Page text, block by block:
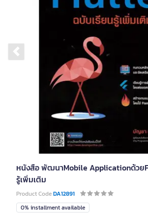
Previous slide
หนังสือ พัฒนาMobile Applicationด้วย
รู้เพิ่มเติม
Product CodeDA12891
0% installment available